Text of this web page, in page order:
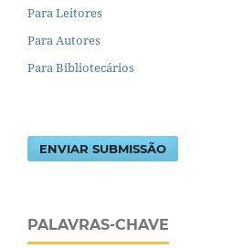
Para Leitores
Para Autores
Para Bibliotecários
ENVIAR SUBMISSÃO
PALAVRAS-CHAVE